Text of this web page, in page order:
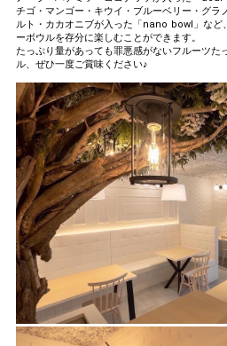
Close
チゴ・マンゴー・キウイ・ブルーベリー・グラ
ルト・カカオニブが入った「nano bowl」など
ーボウルを存分に楽しむことができます。
たっぷり量があっても罪悪感がないフルーツ
ル、ぜひ一度ご賞味ください♪